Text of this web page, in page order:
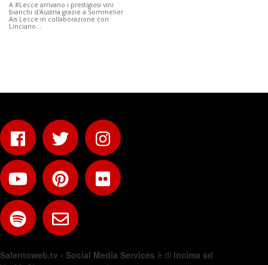
A #Lecce arrivano i prestigiosi vini
bianchi d'Austria grazie a Sommelier
Ais Lecce in collaborazione con
Linciano…
Salentoweb.tv - Social Media Services è di Incima srl